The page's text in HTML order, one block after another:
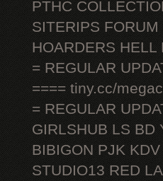
PTHC
SITERIPS
HOARDERS HELL
= REGULAR
==== tiny.cc/
= REGULAR
GIRLSHUB LS BD
BIBIGON PJK
STUDIO13 RED